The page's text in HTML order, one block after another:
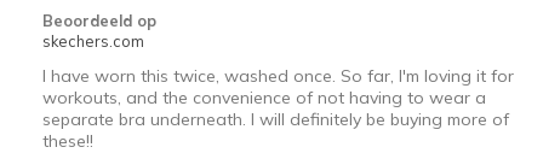
Beoordeeld op
skechers.com
I have worn this twice, washed once. So far, I'm loving it for
workouts, and the convenience of not having to wear a
separate bra underneath. I will definitely be buying more of
these!!